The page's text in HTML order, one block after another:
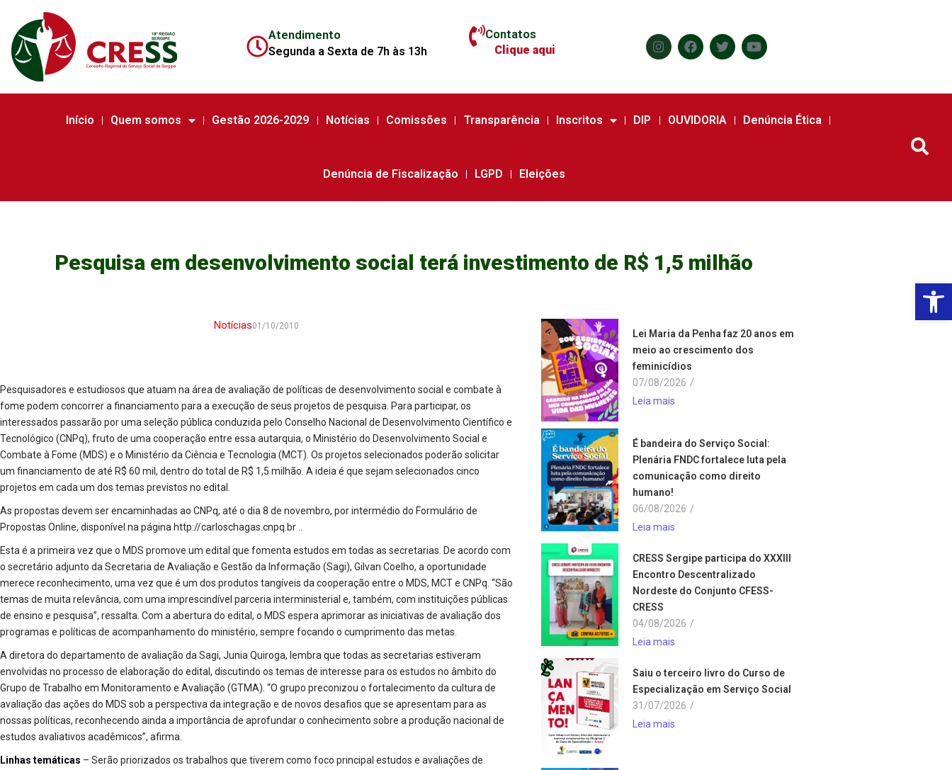
Atendimento
Segunda a Sexta de 7h às 13h
Contatos
Clique aqui
Início Quem somos Gestão 2026-2029 Notícias Comissões Transparência Inscritos DIP OUVIDORIA Denúncia Ética
Denúncia de Fiscalização LGPD Eleições
Pesquisa em desenvolvimento social terá investimento de R$ 1,5 milhão
Notícias01/10/2010
Pesquisadores e estudiosos que atuam na área de avaliação de políticas de desenvolvimento social e combate à
fome podem concorrer a financiamento para a execução de seus projetos de pesquisa. Para participar, os
interessados passarão por uma seleção pública conduzida pelo Conselho Nacional de Desenvolvimento Científico e
Tecnológico (CNPq), fruto de uma cooperação entre essa autarquia, o Ministério do Desenvolvimento Social e
Combate à Fome (MDS) e o Ministério da Ciência e Tecnologia (MCT). Os projetos selecionados poderão solicitar
um financiamento de até R$ 60 mil, dentro do total de R$ 1,5 milhão. A ideia é que sejam selecionados cinco
projetos em cada um dos temas previstos no edital.
As propostas devem ser encaminhadas ao CNPq, até o dia 8 de novembro, por intermédio do Formulário de
Propostas Online, disponível na página http://carloschagas.cnpq.br
Esta é a primeira vez que o MDS promove um edital que fomenta estudos em todas as secretarias. De acordo com
o secretário adjunto da Secretaria de Avaliação e Gestão da Informação (Sagi), Gilvan Coelho, a oportunidade
merece reconhecimento, uma vez que é um dos produtos tangíveis da cooperação entre o MDS, MCT e CNPq. “São
temas de muita relevância, com uma imprescindível parceria interministerial e, também, com instituições públicas
de ensino e pesquisa”, ressalta. Com a abertura do edital, o MDS espera aprimorar as iniciativas de avaliação dos
programas e políticas de acompanhamento do ministério, sempre focando o cumprimento das metas.
A diretora do departamento de avaliação da Sagi, Junia Quiroga, lembra que todas as secretarias estiveram
envolvidas no processo de elaboração do edital, discutindo os temas de interesse para os estudos no âmbito do
Grupo de Trabalho em Monitoramento e Avaliação (GTMA). “O grupo preconizou o fortalecimento da cultura de
avaliação das ações do MDS sob a perspectiva da integração e de novos desafios que se apresentam para as
nossas políticas, reconhecendo ainda a importância de aprofundar o conhecimento sobre a produção nacional de
estudos avaliativos acadêmicos”, afirma.
Linhas temáticas – Serão priorizados os trabalhos que tiverem como foco principal estudos e avaliações de
Lei Maria da Penha faz 20 anos em
meio ao crescimento dos
feminicídios
07/08/2026 /
Leia mais
É bandeira do Serviço Social:
Plenária FNDC fortalece luta pela
comunicação como direito
humano!
06/08/2026 /
Leia mais
CRESS Sergipe participa do XXXIII
Encontro Descentralizado
Nordeste do Conjunto CFESS-
CRESS
04/08/2026 /
Leia mais
Saiu o terceiro livro do Curso de
Especialização em Serviço Social
31/07/2026 /
Leia mais